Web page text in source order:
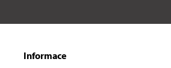
Informace